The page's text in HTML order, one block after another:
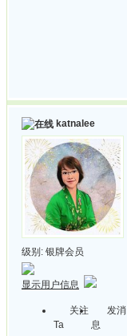
katnalee
级别: 银牌会员
显示用户信息
关注
Ta
发消
息